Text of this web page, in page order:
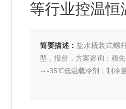
等行业控温恒
简要描述： 盐水撬装式螺
型，报价，方案咨询：赖
～-35℃低温载冷剂；制冷